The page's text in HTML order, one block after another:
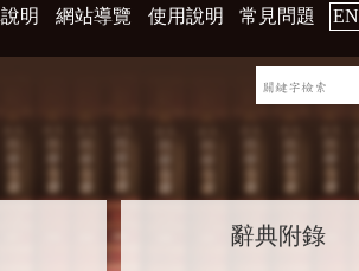
明 網站導覽 使用說明 常見問題 EN
辭典附錄